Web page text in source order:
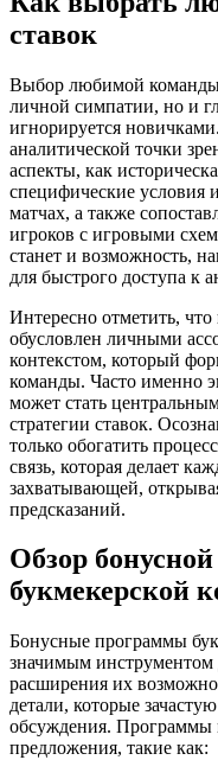
ставок
Выбор любимой команды
личной симпатии, но и
игнорируется
аналитической точки
аспекты, как
специфические
матчах, а также
игроков с игровыми
станет и возможность,
для быстрого доступа к
Интересно отметить,
обусловлен личными
контекстом, который
команды. Часто именно
может стать
стратегии ставок.
только обогатить
связь, которая делает
захватывающей,
предсказаний.
Обзор
букмекерской
Бонусные программы
значимым инструментом
расширения их
детали, которые
обсуждения. Программы
предложения, такие как: